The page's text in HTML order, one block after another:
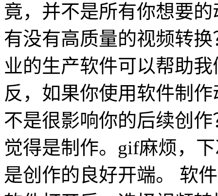
竟，并不是所有你想要
有没有高质量的视频转
业的生产软件可以帮助
反，如果你使用软件制
不是很影响你的后续创
觉得是制作。gif麻烦，
是创作的良好开端。 软